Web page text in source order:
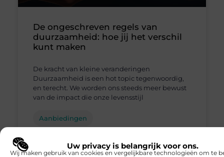
Uw privacy is belangrijk voor ons.
Wij maken gebruik van cookies en vergelijkbare technologieën om te
De ongeschreven regels van
duurzaamheid: hoe jij het verschil
kunt maken
De kracht van kleine veranderingen
Duurzaamheid is een hot topic tegenwoordig,
en terecht. We worden ons steeds meer bewust
van de impact die onze levensstijl
Aanbiedingen